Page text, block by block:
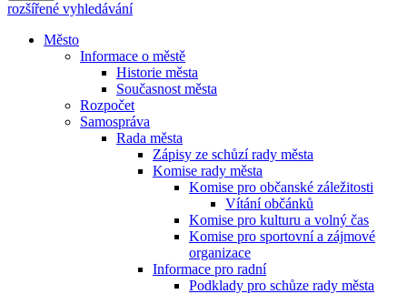
rozšířené vyhledávání
Město
Informace o městě
Historie města
Současnost města
Rozpočet
Samospráva
Rada města
Zápisy ze schůzí rady města
Komise rady města
Komise pro občanské záležitosti
Vítání občánků
Komise pro kulturu a volný čas
Komise pro sportovní a zájmové
organizace
Informace pro radní
Podklady pro schůze rady města